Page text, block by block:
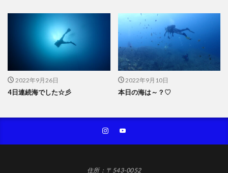
2022年9月26日
4日連続海でした☆彡
2022年9月10日
本日の海は～？♡
住所：〒543-0052